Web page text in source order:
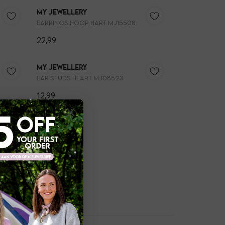
My Jewellery
Earrings hoop hart MJ15508
22,99
My Jewellery
Ear studs heart MJ08523
12,99